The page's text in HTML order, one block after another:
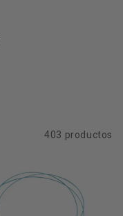
403 productos